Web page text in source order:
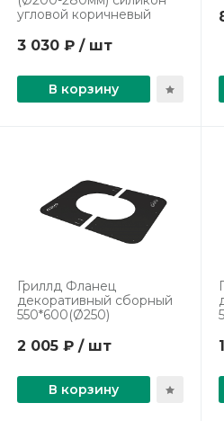
угловой коричневый
3 030 ₽ / шт
В корзину
Гриллд Фланец
декоративный сборный
550*600(Ø250)
2 005 ₽ / шт
В корзину